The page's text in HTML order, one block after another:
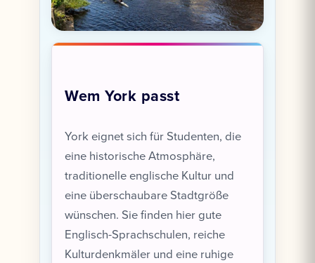
Wem York passt
York eignet sich für Studenten, die
eine historische Atmosphäre,
traditionelle englische Kultur und
eine überschaubare Stadtgröße
wünschen. Sie finden hier gute
Englisch-Sprachschulen, reiche
Kulturdenkmäler und eine ruhige